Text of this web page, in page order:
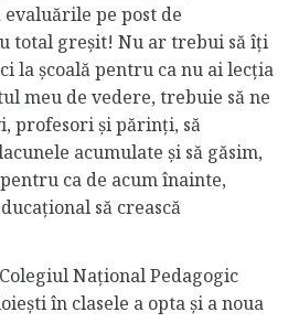
pe post de
total greșit! Nu ar trebui să îți
la școală pentru ca nu ai lecția
meu de vedere, trebuie să ne
profesori și părinți, să
acumulate și să găsim,
ca de acum înainte,
să crească
Național Pedagogic
în clasele a opta și a noua